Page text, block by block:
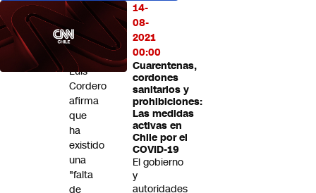
14-
08-
2021
00:00
Cuarentenas,
cordones
sanitarios y
prohibiciones:
Las medidas
activas en
Chile por el
COVID-19
El gobierno
y
autoridades
LO
MÁS
LEÍDO
Luis
Cordero
afirma
que
ha
existido
una
"falta
de